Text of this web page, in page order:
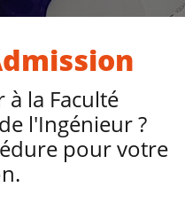
la Faculté
l'Ingénieur ?
pour votre